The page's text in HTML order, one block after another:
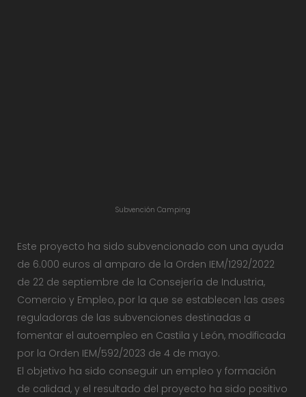
Subvención Camping
Este proyecto ha sido subvencionado con una ayuda
de 6.000 euros al amparo de la Orden IEM/1292/2022
de 22 de septiembre de la Consejería de Industria,
Comercio y Empleo, por la que se establecen las ases
reguladoras de las subvenciones destinadas a
fomentar el autoempleo en Castila y León, modificada
por la Orden IEM/592/2023 de 4 de mayo.
El objetivo ha sido conseguir un empleo y formación
de calidad, y el resultado del proyecto ha sido positivo